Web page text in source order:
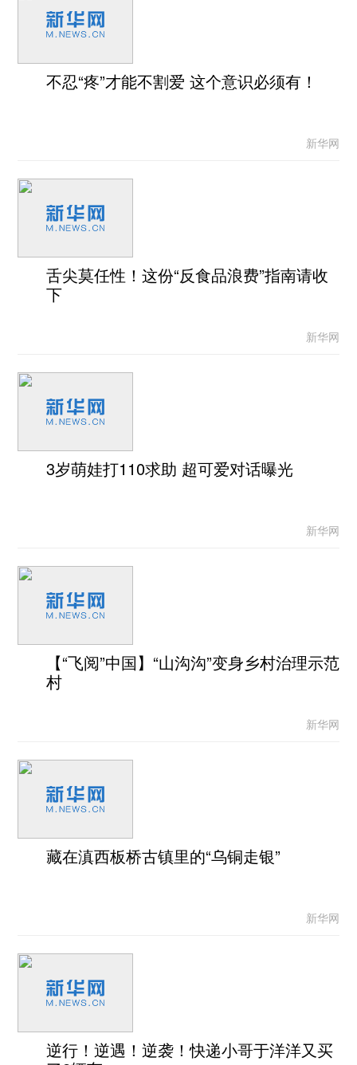
不忍“疼”才能不割爱 这个意识必须有！
新华网
舌尖莫任性！这份“反食品浪费”指南请收
下
新华网
3岁萌娃打110求助 超可爱对话曝光
新华网
【“飞阅”中国】“山沟沟”变身乡村治理示范
村
新华网
藏在滇西板桥古镇里的“乌铜走银”
新华网
逆行！逆遇！逆袭！快递小哥于洋洋又买